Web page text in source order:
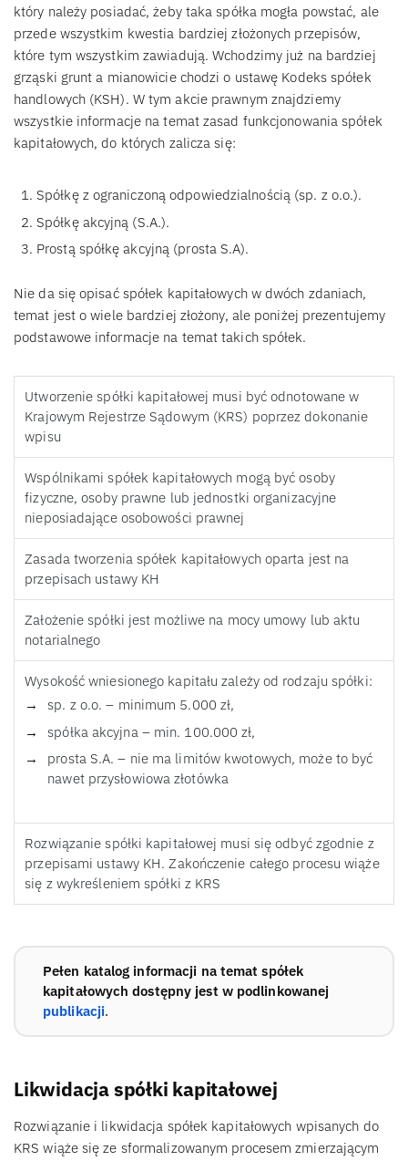
który należy posiadać, żeby taka spółka mogła powstać, ale
przede wszystkim kwestia bardziej złożonych przepisów,
które tym wszystkim zawiadują. Wchodzimy już na bardziej
grząski grunt a mianowicie chodzi o ustawę Kodeks spółek
handlowych (KSH). W tym akcie prawnym znajdziemy
wszystkie informacje na temat zasad funkcjonowania spółek
kapitałowych, do których zalicza się:
Spółkę z ograniczoną odpowiedzialnością (sp. z o.o.).
Spółkę akcyjną (S.A.).
Prostą spółkę akcyjną (prosta S.A).
Nie da się opisać spółek kapitałowych w dwóch zdaniach,
temat jest o wiele bardziej złożony, ale poniżej prezentujemy
podstawowe informacje na temat takich spółek.
Utworzenie spółki kapitałowej musi być odnotowane w
Krajowym Rejestrze Sądowym (KRS) poprzez dokonanie
wpisu
Wspólnikami spółek kapitałowych mogą być osoby
fizyczne, osoby prawne lub jednostki organizacyjne
nieposiadające osobowości prawnej
Zasada tworzenia spółek kapitałowych oparta jest na
przepisach ustawy KH
Założenie spółki jest możliwe na mocy umowy lub aktu
notarialnego
Wysokość wniesionego kapitału zależy od rodzaju spółki:
sp. z o.o. – minimum 5.000 zł,
spółka akcyjna – min. 100.000 zł,
prosta S.A. – nie ma limitów kwotowych, może to być
nawet przysłowiowa złotówka
Rozwiązanie spółki kapitałowej musi się odbyć zgodnie z
przepisami ustawy KH. Zakończenie całego procesu wiąże
się z wykreśleniem spółki z KRS
Pełen katalog informacji na temat spółek
kapitałowych dostępny jest w podlinkowanej
publikacji.
Likwidacja spółki kapitałowej
Rozwiązanie i likwidacja spółek kapitałowych wpisanych do
KRS wiąże się ze sformalizowanym procesem zmierzającym